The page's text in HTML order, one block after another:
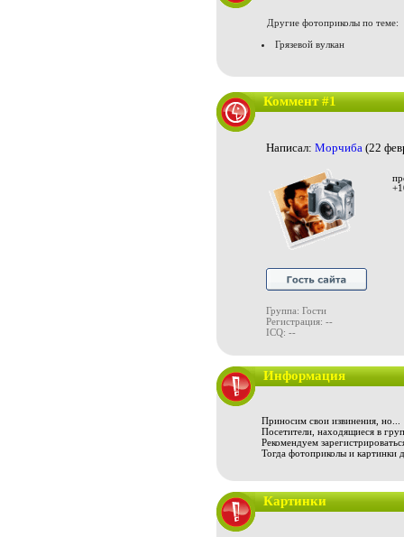
Другие фотоприколы по теме:
Грязевой вулкан
Коммент #1
Написал: Морчиба (22
Группа: Гости
Регистрация: --
ICQ: --
Информация
Приносим свои извинения, но...
Посетители, находящиеся в
Рекомендуем
Тогда фотоприколы и картинки
Картинки